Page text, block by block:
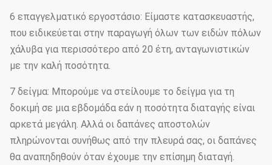
6 επαγγελματικό εργοστάσιο: Είμαστε κατασκευαστής,
που ειδικεύεται στην παραγωγή όλων των ειδών πόλων
χάλυβα για περισσότερο από 20 έτη, ανταγωνιστικών
με την καλή ποσότητα.
7 δείγμα: Μπορούμε να στείλουμε το δείγμα για τη
δοκιμή σε μια εβδομάδα εάν η ποσότητα διαταγής είναι
αρκετά μεγάλη. Αλλά οι δαπάνες αποστολών
πληρώνονται συνήθως από την πλευρά σας, οι δαπάνες
θα αναπηδηθούν όταν έχουμε την επίσημη διαταγή.